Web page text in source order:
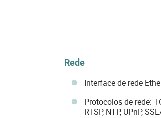
Rede
Interface de rede
Protocolos de rede:
RTSP, NTP, UPnP,